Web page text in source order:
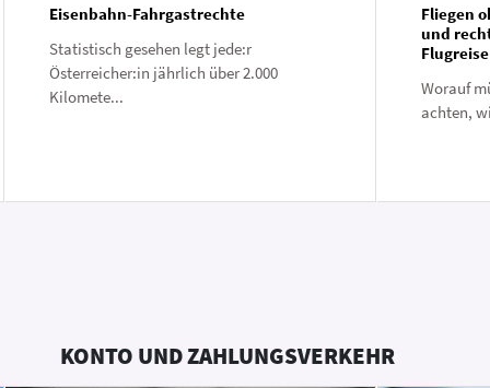
Eisenbahn-Fahrgastrechte
Statistisch gesehen legt jede:r
Österreicher:in jährlich über 2.000
Kilomete...
Fliegen
und
Flugreise
Worauf
achten,
KONTO UND ZAHLUNGSVERKEHR